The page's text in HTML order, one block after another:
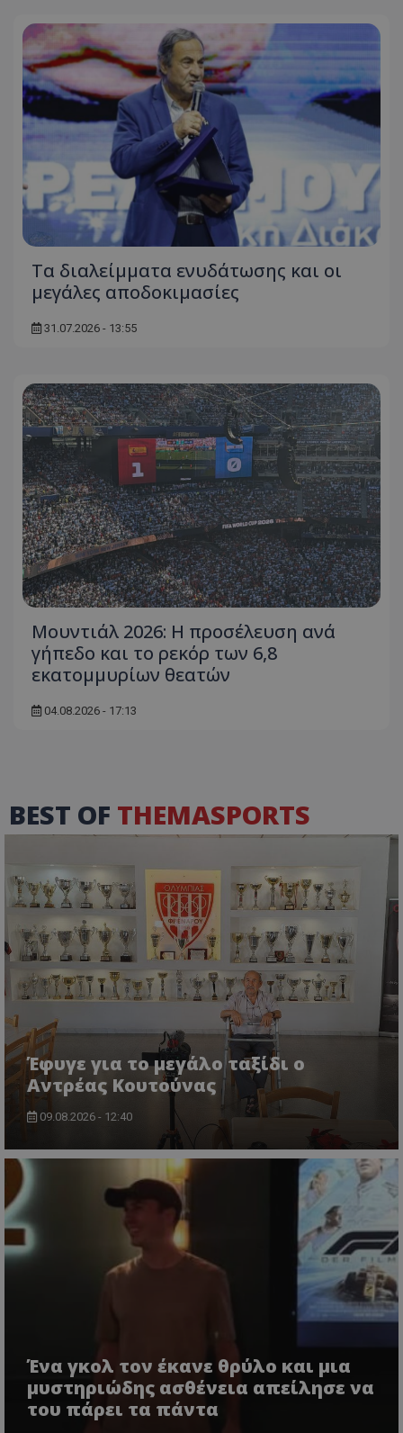
Τα διαλείμματα ενυδάτωσης και οι
μεγάλες αποδοκιμασίες
31.07.2026 - 13:55
Μουντιάλ 2026: Η προσέλευση ανά
γήπεδο και το ρεκόρ των 6,8
εκατομμυρίων θεατών
04.08.2026 - 17:13
BEST OF THEMASPORTS
Έφυγε για το μεγάλο ταξίδι ο
Αντρέας Κουτούνας
09.08.2026 - 12:40
Ένα γκολ τον έκανε θρύλο και μια
μυστηριώδης ασθένεια απείλησε να
του πάρει τα πάντα